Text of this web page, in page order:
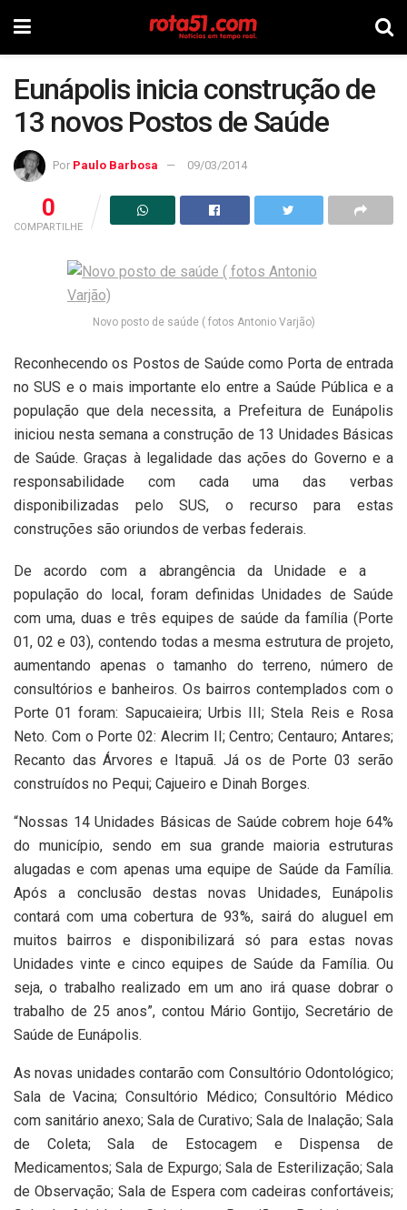
Eunápolis inicia construção de
13 novos Postos de Saúde
Por Paulo Barbosa 09/03/2014
0
COMPARTILHE
Novo posto de saúde ( fotos Antonio Varjão)
Reconhecendo os Postos de Saúde como Porta de entrada
no SUS e o mais importante elo entre a Saúde Pública e a
população que dela necessita, a Prefeitura de Eunápolis
iniciou nesta semana a construção de 13 Unidades Básicas
de Saúde. Graças à legalidade das ações do Governo e a
responsabilidade com cada uma das verbas
disponibilizadas pelo SUS, o recurso para estas
construções são oriundos de verbas federais.
De acordo com a abrangência da Unidade e a
população do local, foram definidas Unidades de Saúde
com uma, duas e três equipes de saúde da família (Porte
01, 02 e 03), contendo todas a mesma estrutura de projeto,
aumentando apenas o tamanho do terreno, número de
consultórios e banheiros. Os bairros contemplados com o
Porte 01 foram: Sapucaieira; Urbis III; Stela Reis e Rosa
Neto. Com o Porte 02: Alecrim II; Centro; Centauro; Antares;
Recanto das Árvores e Itapuã. Já os de Porte 03 serão
construídos no Pequi; Cajueiro e Dinah Borges.
“Nossas 14 Unidades Básicas de Saúde cobrem hoje 64%
do município, sendo em sua grande maioria estruturas
alugadas e com apenas uma equipe de Saúde da Família.
Após a conclusão destas novas Unidades, Eunápolis
contará com uma cobertura de 93%, sairá do aluguel em
muitos bairros e disponibilizará só para estas novas
Unidades vinte e cinco equipes de Saúde da Família. Ou
seja, o trabalho realizado em um ano irá quase dobrar o
trabalho de 25 anos”, contou Mário Gontijo, Secretário de
Saúde de Eunápolis.
As novas unidades contarão com Consultório Odontológico;
Sala de Vacina; Consultório Médico; Consultório Médico
com sanitário anexo; Sala de Curativo; Sala de Inalação; Sala
de Coleta; Sala de Estocagem e Dispensa de
Medicamentos; Sala de Expurgo; Sala de Esterilização; Sala
de Observação; Sala de Espera com cadeiras confortáveis;